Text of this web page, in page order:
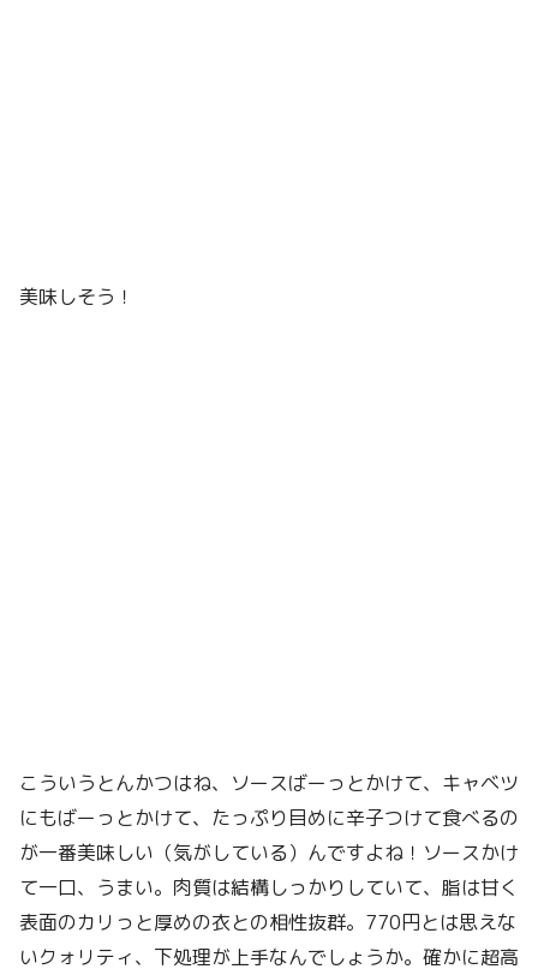
美味しそう！
こういうとんかつはね、ソースばーっとかけて、キャベツ
にもばーっとかけて、たっぷり目めに辛子つけて食べるの
が一番美味しい（気がしている）んですよね！ソースかけ
て一口、うまい。肉質は結構しっかりしていて、脂は甘く
表面のカリっと厚めの衣との相性抜群。770円とは思えな
いクォリティ、下処理が上手なんでしょうか。確かに超高